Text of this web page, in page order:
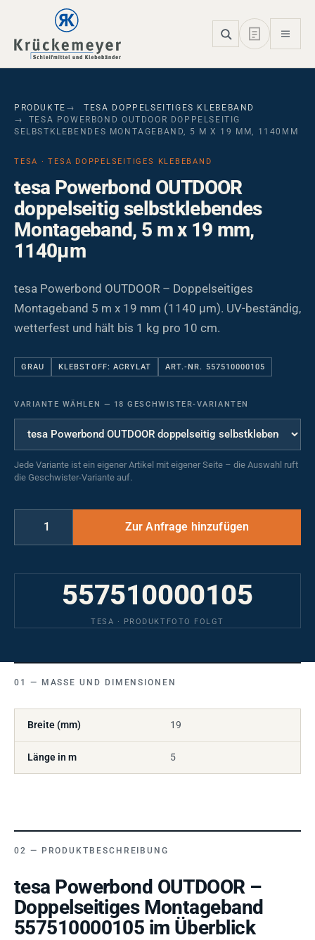
Skip to main navigation
Skip to main content
Skip to page footer
PRODUKTE
TESA DOPPELSEITIGES KLEBEBAND
TESA POWERBOND OUTDOOR DOPPELSEITIG
SELBSTKLEBENDES MONTAGEBAND, 5 M X 19 MM, 1140ΜM
TESA · TESA DOPPELSEITIGES KLEBEBAND
tesa Powerbond OUTDOOR
doppelseitig selbstklebendes
Montageband, 5 m x 19 mm,
1140µm
tesa Powerbond OUTDOOR – Doppelseitiges
Montageband 5 m x 19 mm (1140 µm). UV-beständig,
wetterfest und hält bis 1 kg pro 10 cm.
GRAU KLEBSTOFF: ACRYLAT ART.-NR. 557510000105
VARIANTE WÄHLEN — 18 GESCHWISTER-VARIANTEN
Jede Variante ist ein eigener Artikel mit eigener Seite – die Auswahl ruft
die Geschwister-Variante auf.
557510000105
TESA · PRODUKTFOTO FOLGT
MASSE UND DIMENSIONEN
Breite (mm) 19
Länge in m 5
PRODUKTBESCHREIBUNG
tesa Powerbond OUTDOOR –
Doppelseitiges Montageband
557510000105 im Überblick